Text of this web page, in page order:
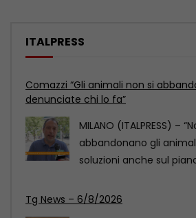
ITALPRESS
Tg News – 6/8/2026
– Covid, il Senato Usa
colpevole di[...]
“Mantenuto impegni presi”